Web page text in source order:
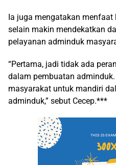
Ia juga mengatakan menfaat
selain makin mendekatkan
pelayanan adminduk
“Pertama, jadi tidak ada
dalam pembuatan
masyarakat untuk mandiri
adminduk,” sebut Cecep.***